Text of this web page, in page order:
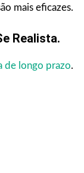
mais eficazes.
Realista.
de longo prazo.